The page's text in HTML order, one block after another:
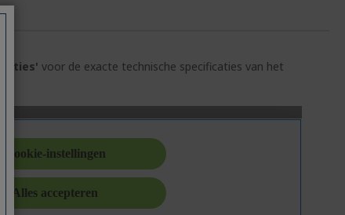
voor de exacte technische specificaties van het